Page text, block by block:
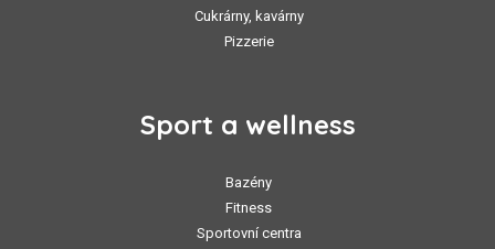
Cukrárny, kavárny
Pizzerie
Sport a wellness
Bazény
Fitness
Sportovní centra